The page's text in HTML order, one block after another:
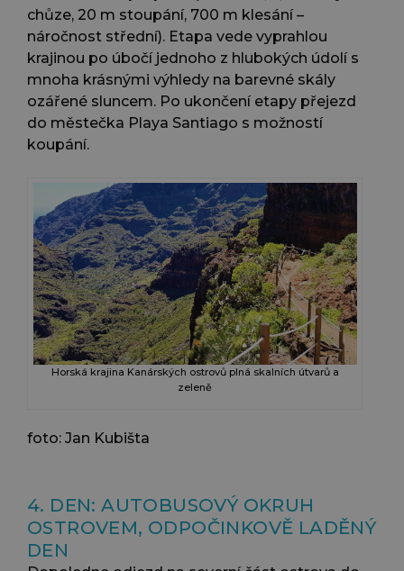
chůze, 20 m stoupání, 700 m klesání –
náročnost střední). Etapa vede vyprahlou
krajinou po úbočí jednoho z hlubokých údolí s
mnoha krásnými výhledy na barevné skály
ozářené sluncem. Po ukončení etapy přejezd
do městečka Playa Santiago s možností
koupání.
Horská krajina Kanárských ostrovů plná skalních útvarů a
zeleně
foto: Jan Kubišta
4. DEN: AUTOBUSOVÝ OKRUH
OSTROVEM, ODPOČINKOVĚ LADĚNÝ
DEN